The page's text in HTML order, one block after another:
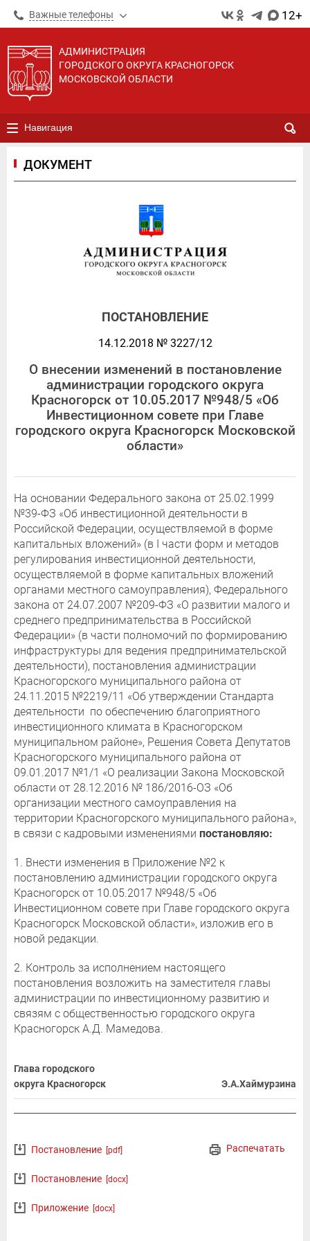
Важные телефоны 12+
АДМИНИСТРАЦИЯ
ГОРОДСКОГО ОКРУГА КРАСНОГОРСК
МОСКОВСКОЙ ОБЛАСТИ
Навигация
ДОКУМЕНТ
ПОСТАНОВЛЕНИЕ
14.12.2018 № 3227/12
О внесении изменений в постановление
администрации городского округа
Красногорск от 10.05.2017 №948/5 «Об
Инвестиционном совете при Главе
городского округа Красногорск Московской
области»
На основании Федерального закона от 25.02.1999
№39-ФЗ «Об инвестиционной деятельности в
Российской Федерации, осуществляемой в форме
капитальных вложений» (в I части форм и методов
регулирования инвестиционной деятельности,
осуществляемой в форме капитальных вложений
органами местного самоуправления), Федерального
закона от 24.07.2007 №209-ФЗ «О развитии малого и
среднего предпринимательства в Российской
Федерации» (в части полномочий по формированию
инфраструктуры для ведения предпринимательской
деятельности), постановления администрации
Красногорского муниципального района от
24.11.2015 №2219/11 «Об утверждении Стандарта
деятельности по обеспечению благоприятного
инвестиционного климата в Красногорском
муниципальном районе», Решения Совета Депутатов
Красногорского муниципального района от
09.01.2017 №1/1 «О реализации Закона Московской
области от 28.12.2016 № 186/2016-ОЗ «Об
организации местного самоуправления на
территории Красногорского муниципального района»,
в связи с кадровыми изменениями постановляю:
1. Внести изменения в Приложение №2 к
постановлению администрации городского округа
Красногорск от 10.05.2017 №948/5 «Об
Инвестиционном совете при Главе городского округа
Красногорск Московской области», изложив его в
новой редакции.
2. Контроль за исполнением настоящего
постановления возложить на заместителя главы
администрации по инвестиционному развитию и
связям с общественностью городского округа
Красногорск А.Д. Мамедова.
Глава городского
округа Красногорск
Э.А.Хаймурзина
Распечатать
Постановление [pdf]
Постановление [docx]
Приложение [docx]